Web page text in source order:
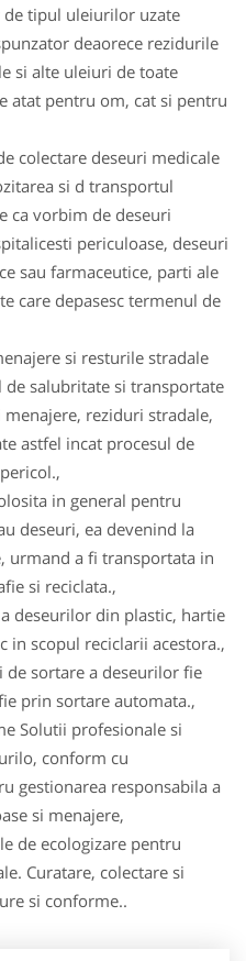
de tipul uleiurilor uzate
deaorece rezidurile
si alte uleiuri de toate
atat pentru om, cat si pentru
colectare deseuri medicale
si d transportul
ca vorbim de deseuri
periculoase, deseuri
sau farmaceutice, parti ale
care depasesc termenul de
si resturile stradale
de salubritate si transportate
reziduri stradale,
astfel incat procesul de
in general pentru
deseuri, ea devenind la
urmand a fi transportata in
si reciclata.,
deseurilor din plastic, hartie
in scopul reciclarii acestora.,
sortare a deseurilor fie
prin sortare automata.,
Solutii profesionale si
conform cu
gestionarea responsabila a
si menajere,
de ecologizare pentru
Curatare, colectare si
si conforme..